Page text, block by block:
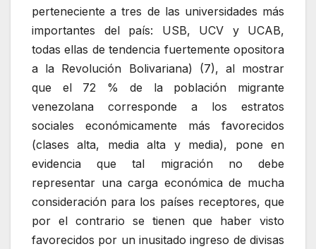
perteneciente a tres de las universidades más
importantes del país: USB, UCV y UCAB,
todas ellas de tendencia fuertemente opositora
a la Revolución Bolivariana) (7), al mostrar
que el 72 % de la población migrante
venezolana corresponde a los estratos
sociales económicamente más favorecidos
(clases alta, media alta y media), pone en
evidencia que tal migración no debe
representar una carga económica de mucha
consideración para los países receptores, que
por el contrario se tienen que haber visto
favorecidos por un inusitado ingreso de divisas